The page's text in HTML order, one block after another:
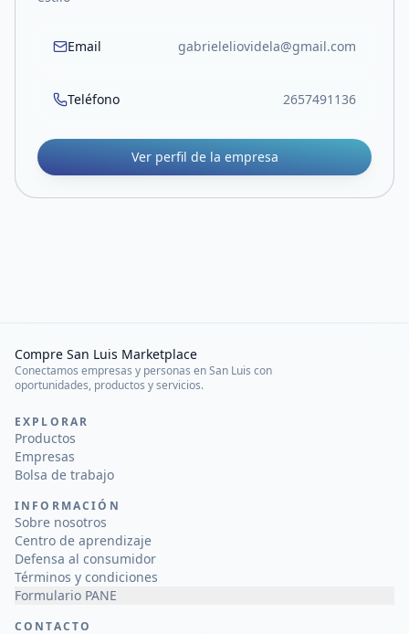
Email gabrieleliovidela@gmail.com
Teléfono 2657491136
Ver perfil de la empresa
Compre San Luis Marketplace
Conectamos empresas y personas en San Luis con
oportunidades, productos y servicios.
EXPLORAR
Productos
Empresas
Bolsa de trabajo
INFORMACIÓN
Sobre nosotros
Centro de aprendizaje
Defensa al consumidor
Términos y condiciones
Formulario PANE
CONTACTO